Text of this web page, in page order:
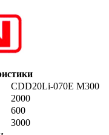
CDD20Li-070E M300
2000
600
3000